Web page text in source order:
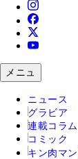
メニュ
ニュース
グラビア
連載コラム
コミック
キン肉マン